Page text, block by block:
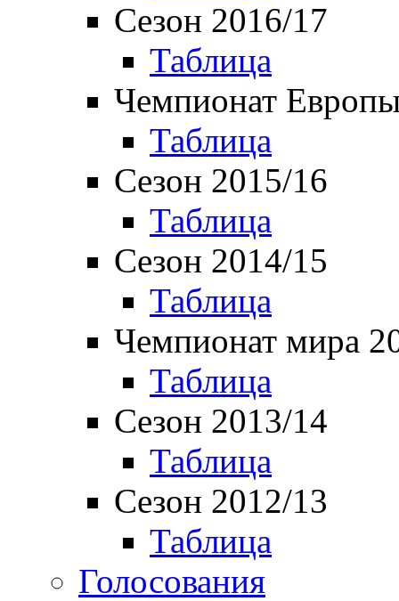
Сезон 2016/17
Таблица
Чемпионат
Таблица
Сезон 2015/16
Таблица
Сезон 2014/15
Таблица
Чемпионат мира
Таблица
Сезон 2013/14
Таблица
Сезон 2012/13
Таблица
Голосования